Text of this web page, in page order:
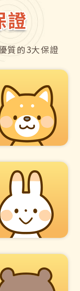
證
證
質的3大保證